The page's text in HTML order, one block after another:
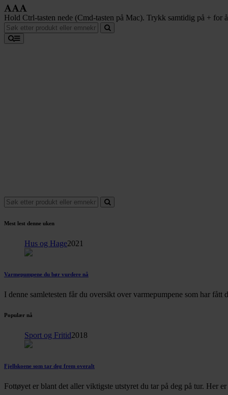
Hold Ctrl-tasten nede (Cmd-tasten på Mac). Trykk samtidig på + for
Mest lest denne uken
Hus og Hage2021
Varmepumpene du bør vurdere nå
I denne samletesten får du oversikt over varmepumpene som har
Populær nå
Sport og Fritid2018
Fjellskoene som tar deg frem overalt
Fottøyet er blant det aller viktigste utstyret du tar på deg på tur. Her